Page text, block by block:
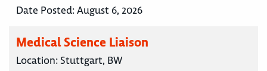
Date Posted:August 6, 2026
Medical Science Liaison
Location: Stuttgart, BW